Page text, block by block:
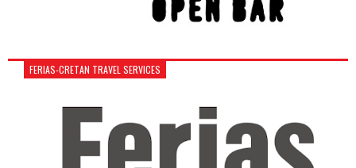
FERIAS-CRETAN TRAVEL SERVICES